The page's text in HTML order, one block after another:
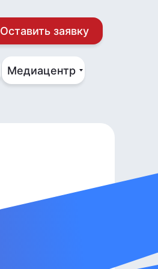
Оставить заявку
Медиацентр